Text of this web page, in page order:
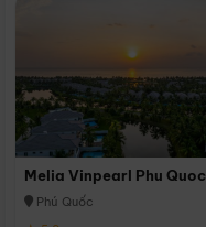
Melia Vinpearl Phu Quoc
Phú Quốc